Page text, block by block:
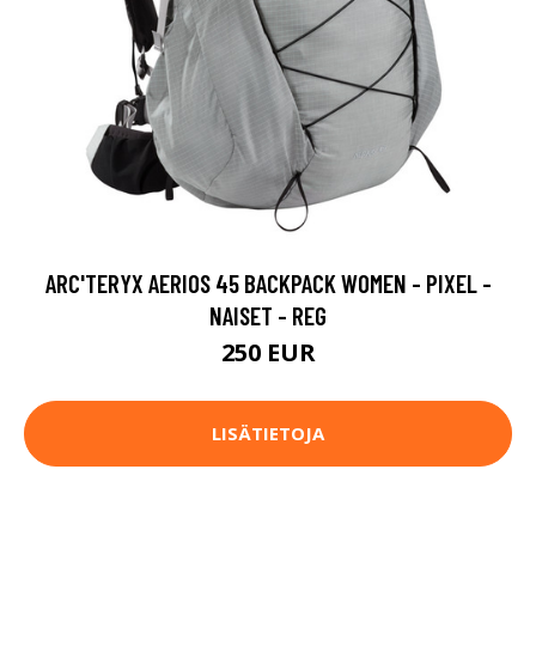
ARC'TERYX AERIOS 45 BACKPACK WOMEN - PIXEL -
NAISET - REG
250 EUR
LISÄTIETOJA